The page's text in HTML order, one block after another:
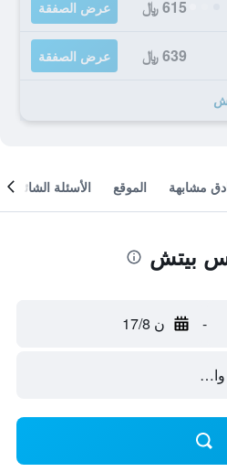
615 ﷼ عرض الصفقة
639 ﷼ عرض الصفقة
مشابهة الموقع الأسئلة الشائعة
بيتش
- ن 17/8